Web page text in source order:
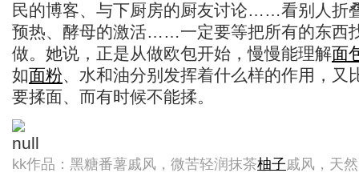
民的博客、与下厨房的厨友讨论……看别人折
预热、酵母的激活……一定要等把所有的东西
做。她说，正是从做欧包开始，慢慢能理解面
如面粉、水和油分别发挥着什么样的作用，又
要揉面、而有时候不能揉。
kk作品：黑糖番薯戚风，微苦轻润抹茶柚子戚风，天